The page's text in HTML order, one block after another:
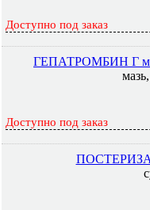
Доступно под заказ
ГЕПАТРОМБИН Г
Доступно под заказ